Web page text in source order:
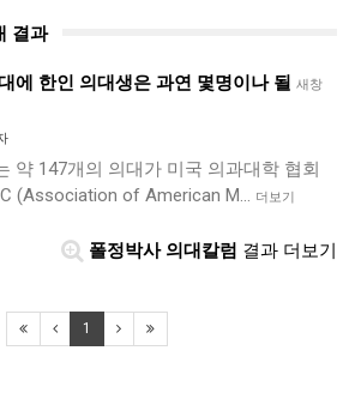
결과
새창
에 한인 의대생은 과연 몇명이나 될
약 147개의 의대가 미국 의과대학 협회
(Association of American M… 더보기
폴정박사 의대칼럼 결과 더보기
1